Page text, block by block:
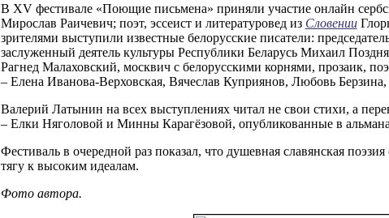
В ХV фестивале «Поющие письмена» приняли участие онлайн
Мирослав Раичевич; поэт, эссеист и литературовед из Словении
зрителями выступили известные белорусские писатели:
заслуженный деятель культуры Республики Беларусь Михаил
Рагнед Малаховский, москвич с белорусскими корнями, прозаик,
– Елена Иванова-Верховская, Вячеслав Куприянов, Любовь
Валерий Латынин на всех выступлениях читал не свои стихи, а
– Елки Няголовой и Минны Карагёзовой, опубликованные в
Фестиваль в очередной раз показал, что душевная славянская
тягу к высоким идеалам.
Фото автора.